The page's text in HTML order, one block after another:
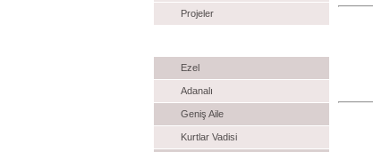
Projeler
Ezel
Adanalı
Geniş Aile
Kurtlar Vadisi